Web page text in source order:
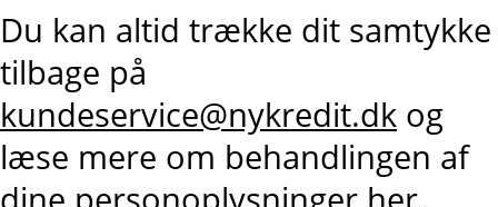
Du kan altid trække dit samtykke
tilbage på
kundeservice@nykredit.dk og
læse mere om behandlingen af